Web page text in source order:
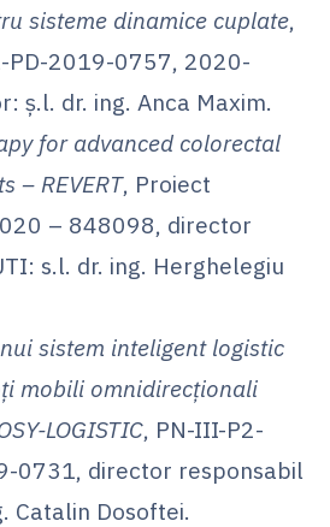
sisteme dinamice cuplate,
PD-2019-0757, 2020-
ș.l. dr. ing. Anca Maxim.
for advanced colorectal
– REVERT, Proiect
– 848098, director
s.l. dr. ing. Herghelegiu
sistem inteligent logistic
mobili omnidirecționali
LOGISTIC, PN-III-P2-
0731, director responsabil
Catalin Dosoftei.